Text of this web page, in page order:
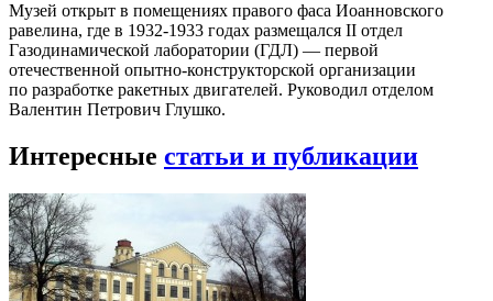
Музей открыт в помещениях правого фаса Иоанновского
равелина, где в 1932-1933 годах размещался II отдел
Газодинамической лаборатории (ГДЛ) — первой
отечественной опытно-конструкторской организации
по разработке ракетных двигателей. Руководил отделом
Валентин Петрович Глушко.
Интересные статьи и публикации